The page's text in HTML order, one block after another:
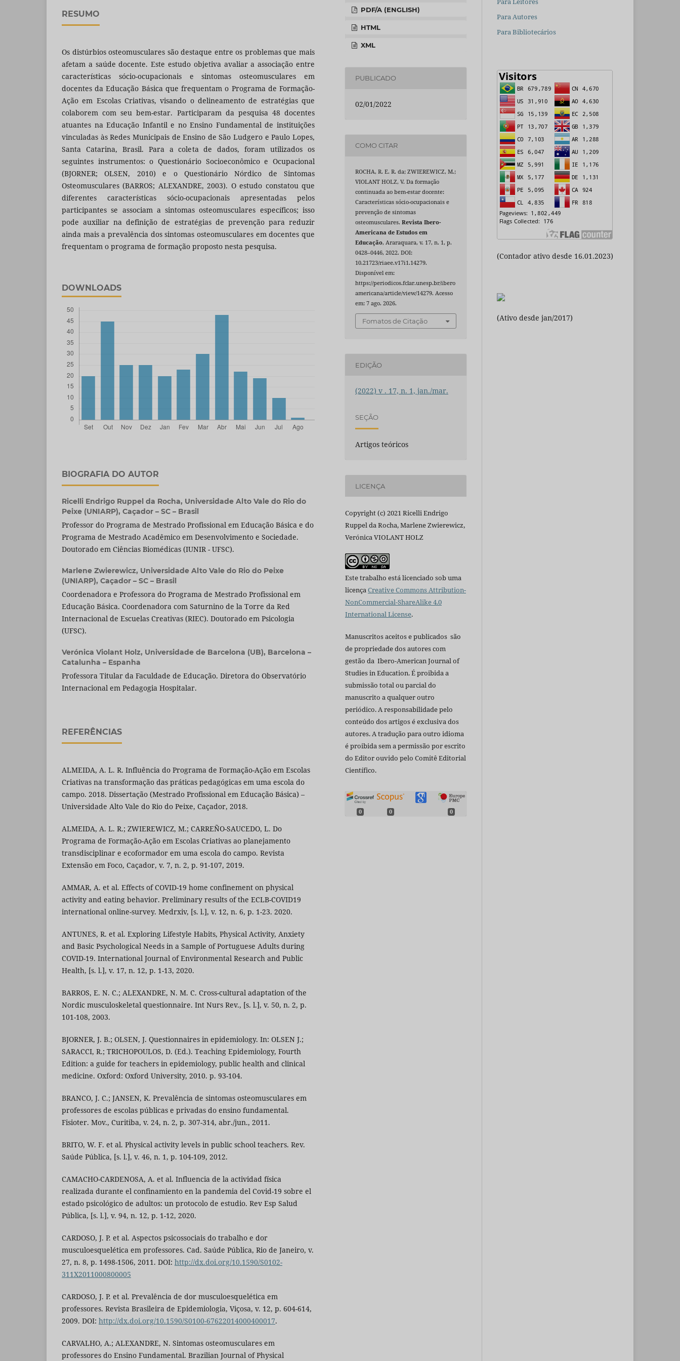
RESUMO
Os distúrbios osteomusculares são destaque entre os problemas que mais
afetam a saúde docente. Este estudo objetiva avaliar a associação entre
características sócio-ocupacionais e sintomas osteomusculares em
docentes da Educação Básica que frequentam o Programa de Formação-
Ação em Escolas Criativas, visando o delineamento de estratégias que
colaborem com seu bem-estar. Participaram da pesquisa 48 docentes
atuantes na Educação Infantil e no Ensino Fundamental de instituições
vinculadas às Redes Municipais de Ensino de São Ludgero e Paulo Lopes,
Santa Catarina, Brasil. Para a coleta de dados, foram utilizados os
seguintes instrumentos: o Questionário Socioeconômico e Ocupacional
(BJORNER; OLSEN, 2010) e o Questionário Nórdico de Sintomas
Osteomusculares (BARROS; ALEXANDRE, 2003). O estudo constatou que
diferentes características sócio-ocupacionais apresentadas pelos
participantes se associam a sintomas osteomusculares específicos; isso
pode auxiliar na definição de estratégias de prevenção para reduzir
ainda mais a prevalência dos sintomas osteomusculares em docentes que
frequentam o programa de formação proposto nesta pesquisa.
DOWNLOADS
BIOGRAFIA DO AUTOR
Ricelli Endrigo Ruppel da Rocha, Universidade Alto Vale do Rio do
Peixe (UNIARP), Caçador – SC – Brasil
Professor do Programa de Mestrado Profissional em Educação Básica e do
Programa de Mestrado Acadêmico em Desenvolvimento e Sociedade.
Doutorado em Ciências Biomédicas (IUNIR - UFSC).
Marlene Zwierewicz, Universidade Alto Vale do Rio do Peixe
(UNIARP), Caçador – SC – Brasil
Coordenadora e Professora do Programa de Mestrado Profissional em
Educação Básica. Coordenadora com Saturnino de la Torre da Red
Internacional de Escuelas Creativas (RIEC). Doutorado em Psicologia
(UFSC).
Verónica Violant Holz, Universidade de Barcelona (UB), Barcelona –
Catalunha – Espanha
Professora Titular da Faculdade de Educação. Diretora do Observatório
Internacional em Pedagogia Hospitalar.
REFERÊNCIAS
ALMEIDA, A. L. R. Influência do Programa de Formação-Ação em Escolas
Criativas na transformação das práticas pedagógicas em uma escola do
campo. 2018. Dissertação (Mestrado Profissional em Educação Básica) –
Universidade Alto Vale do Rio do Peixe, Caçador, 2018.
ALMEIDA, A. L. R.; ZWIEREWICZ, M.; CARREÑO-SAUCEDO, L. Do
Programa de Formação-Ação em Escolas Criativas ao planejamento
transdisciplinar e ecoformador em uma escola do campo. Revista
Extensão em Foco, Caçador, v. 7, n. 2, p. 91-107, 2019.
AMMAR, A. et al. Effects of COVID-19 home confinement on physical
activity and eating behavior. Preliminary results of the ECLB-COVID19
international online-survey. Medrxiv, [s. l.], v. 12, n. 6, p. 1-23. 2020.
ANTUNES, R. et al. Exploring Lifestyle Habits, Physical Activity, Anxiety
and Basic Psychological Needs in a Sample of Portuguese Adults during
COVID-19. International Journal of Environmental Research and Public
Health, [s. l.], v. 17, n. 12, p. 1-13, 2020.
BARROS, E. N. C.; ALEXANDRE, N. M. C. Cross-cultural adaptation of the
Nordic musculoskeletal questionnaire. Int Nurs Rev., [s. l.], v. 50, n. 2, p.
101-108, 2003.
BJORNER, J. B.; OLSEN, J. Questionnaires in epidemiology. In: OLSEN J.;
SARACCI, R.; TRICHOPOULOS, D. (Ed.). Teaching Epidemiology, Fourth
Edition: a guide for teachers in epidemiology, public health and clinical
medicine. Oxford: Oxford University, 2010. p. 93-104.
BRANCO, J. C.; JANSEN, K. Prevalência de sintomas osteomusculares em
professores de escolas públicas e privadas do ensino fundamental.
Fisioter. Mov., Curitiba, v. 24, n. 2, p. 307-314, abr./jun., 2011.
BRITO, W. F. et al. Physical activity levels in public school teachers. Rev.
Saúde Pública, [s. l.], v. 46, n. 1, p. 104-109, 2012.
CAMACHO-CARDENOSA, A. et al. Influencia de la actividad física
realizada durante el confinamiento en la pandemia del Covid-19 sobre el
estado psicológico de adultos: un protocolo de estudio. Rev Esp Salud
Pública, [s. l.], v. 94, n. 12, p. 1-12, 2020.
CARDOSO, J. P. et al. Aspectos psicossociais do trabalho e dor
musculoesquelética em professores. Cad. Saúde Pública, Rio de Janeiro, v.
27, n. 8, p. 1498-1506, 2011. DOI: http://dx.doi.org/10.1590/S0102-
311X2011000800005
CARDOSO, J. P. et al. Prevalência de dor musculoesquelética em
professores. Revista Brasileira de Epidemiologia, Viçosa, v. 12, p. 604-614,
2009. DOI: http://dx.doi.org/10.1590/S0100-67622014000400017.
CARVALHO, A.; ALEXANDRE, N. Sintomas osteomusculares em
professores do Ensino Fundamental. Brazilian Journal of Physical
PDF/A (ENGLISH)
HTML
XML
PUBLICADO
02/01/2022
COMO CITAR
ROCHA, R. E. R. da; ZWIEREWICZ, M.;
VIOLANT HOLZ, V. Da formação
continuada ao bem-estar docente:
Características sócio-ocupacionais e
prevenção de sintomas
osteomusculares.Revista Ibero-
Americana de Estudos em
Educação, Araraquara, v. 17, n. 1, p.
0428–0446, 2022. DOI:
10.21723/riaee.v17i1.14279.
Disponível em:
https://periodicos.fclar.unesp.br/ibero
americana/article/view/14279. Acesso
em: 7 ago. 2026.
Fomatos de Citação
EDIÇÃO
(2022) v . 17, n. 1, jan./mar.
SEÇÃO
Artigos teóricos
LICENÇA
Copyright (c) 2021 Ricelli Endrigo
Ruppel da Rocha, Marlene Zwierewicz,
Verónica VIOLANT HOLZ
Este trabalho está licenciado sob uma
licençaCreative Commons Attribution-
NonCommercial-ShareAlike 4.0
International License.
Manuscritos aceitos e publicados são
de propriedade dos autores com
gestão da Ibero-American Journal of
Studies in Education. É proibida a
submissão total ou parcial do
manuscrito a qualquer outro
periódico. A responsabilidade pelo
conteúdo dos artigos é exclusiva dos
autores. A tradução para outro idioma
é proibida sem a permissão por escrito
do Editor ouvido pelo Comitê Editorial
Científico.
0 0 0
Para Autores
Para Bibliotecários
(Contador ativo desde 16.01.2023)
(Ativo desde jan/2017)